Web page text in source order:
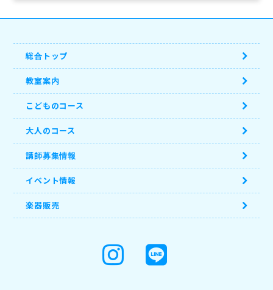
総合トップ
教室案内
こどものコース
大人のコース
講師募集情報
イベント情報
楽器販売